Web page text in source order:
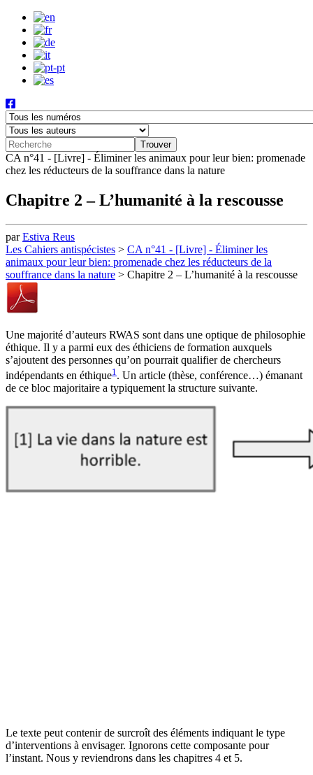
CA n°41 - [Livre] - Éliminer les animaux pour leur bien: promenade
chez les réducteurs de la souffrance dans la nature
Chapitre 2 – L’humanité à la rescousse
parEstiva Reus
Les Cahiers antispécistes > CA n°41 - [Livre] - Éliminer les
animaux pour leur bien: promenade chez les réducteurs de la
souffrance dans la nature > Chapitre 2 – L’humanité à la rescousse
Une majorité d’auteurs RWAS sont dans une optique de philosophie
éthique. Il y a parmi eux des éthiciens de formation auxquels
s’ajoutent des personnes qu’on pourrait qualifier de chercheurs
indépendants en éthique1 . Un article (thèse, conférence…) émanant
de ce bloc majoritaire a typiquement la structure suivante.
Le texte peut contenir de surcroît des éléments indiquant le type
d’interventions à envisager. Ignorons cette composante pour
l’instant. Nous y reviendrons dans les chapitres 4 et 5.